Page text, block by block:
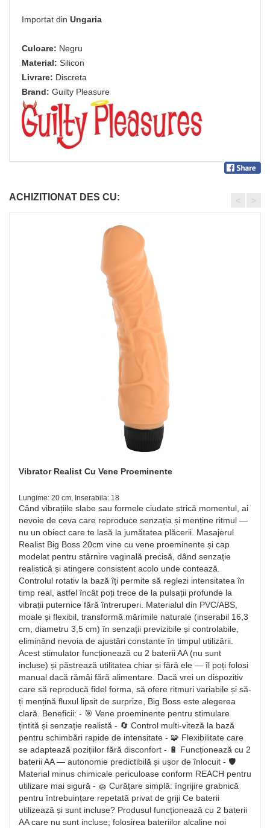
Importat din Ungaria
Culoare: Negru
Material: Silicon
Livrare: Discreta
Brand: Guilty Pleasure
ACHIZITIONAT DES CU:
Vibrator Realist Cu Vene Proeminente
Lungime: 20 cm, Inserabila: 18
Când vibrațiile slabe sau formele ciudate strică momentul, ai
nevoie de ceva care reproduce senzația și menține ritmul —
nu un obiect care te lasă la jumătatea plăcerii. Masajerul
Realist Big Boss 20cm vine cu vene proeminente și cap
modelat pentru stârnire vaginală precisă, dând senzație
realistică și atingere consistent acolo unde contează.
Controlul rotativ la bază îți permite să reglezi intensitatea în
timp real, astfel încât poți trece de la pulsații profunde la
vibrații puternice fără întreruperi. Materialul din PVC/ABS,
moale și flexibil, transformă mărimile naturale (inserabil 16,3
cm, diametru 3,5 cm) în senzații previzibile și controlabile,
eliminând nevoia de ajustări constante în timpul utilizării.
Acest stimulator funcționează cu 2 baterii AA (nu sunt
incluse) și păstrează utilitatea chiar și fără ele — îl poți folosi
manual dacă rămâi fără alimentare. Dacă vrei un dispozitiv
care să reproducă fidel forma, să ofere ritmuri variabile și să-
ți mențină fluxul lipsit de surprize, Big Boss este alegerea
clară. Beneficii: - 🎯 Vene proeminente pentru stimulare
țintită și senzație realistă - 🔄 Control multi-viteză la bază
pentru schimbări rapide de intensitate - 🧩 Flexibilitate care
se adaptează pozițiilor fără disconfort - 🔋 Funcționează cu 2
baterii AA — autonomie predictibilă și ușor de înlocuit - 🛡️
Material minus chimicale periculoase conform REACH pentru
utilizare mai sigură - 🧽 Curățare simplă: îngrijire grabnică
pentru întrebuințare repetată privat de griji Ce baterii
utilizează și sunt incluse? Produsul funcționează cu 2 baterii
AA care nu sunt incluse; folosirea bateriilor alcaline noi
< >